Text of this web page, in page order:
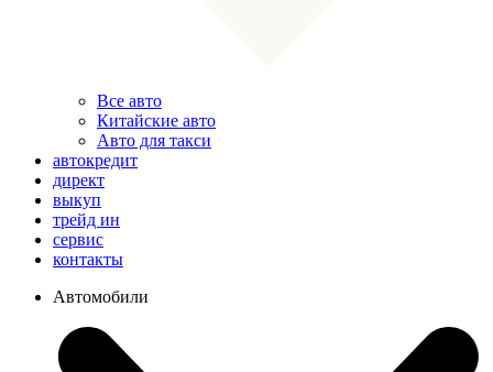
Все авто
Китайские авто
Авто для такси
автокредит
директ
выкуп
трейд ин
сервис
контакты
Автомобили